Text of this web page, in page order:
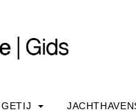
GETIJ